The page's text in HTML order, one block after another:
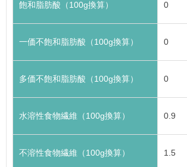
飽和脂肪酸（100g換算） 0
一価不飽和脂肪酸（100g換算） 0
多価不飽和脂肪酸（100g換算） 0
水溶性食物繊維（100g換算） 0.9
不溶性食物繊維（100g換算） 1.5